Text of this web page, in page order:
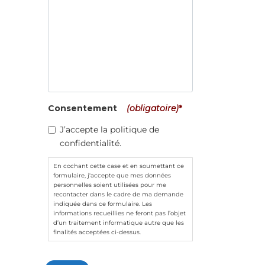
Consentement (obligatoire)*
J’accepte la politique de
confidentialité.
En cochant cette case et en soumettant ce
formulaire, j'accepte que mes données
personnelles soient utilisées pour me
recontacter dans le cadre de ma demande
indiquée dans ce formulaire. Les
informations recueillies ne feront pas l’objet
d’un traitement informatique autre que les
finalités acceptées ci-dessus.